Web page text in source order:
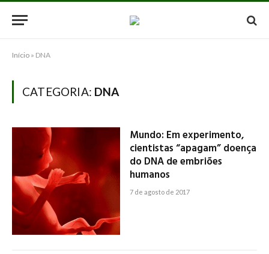
Início » DNA
CATEGORIA: DNA
Mundo: Em experimento,
cientistas “apagam” doença
do DNA de embriões
humanos
7 de agosto de 2017